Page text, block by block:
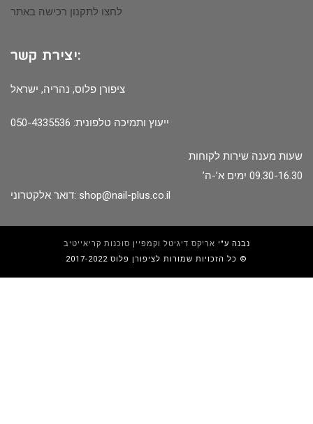
לחצו לתקנון רכישה באתר
יצירת קשר:
ציפורן פלוס, נהריה, ישראל
ייעוץ ותמיכה טלפונית: 050-4335536
שעות מענה שירות לקוחות
09.30-16.30 ימים א’-ה’
דואר אלקטרוני: shop@nail-plus.co.il
נבנה ע"י אריקס דיגיטל וקמפיין סוכנות קריאייטיב
כל הזכויות שמורות לציפורן פלוס 2017-2022 ©